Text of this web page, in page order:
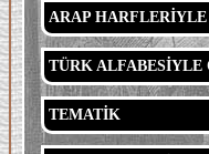
ARAP
TÜRK ALFABESİYLE
TEMATİK